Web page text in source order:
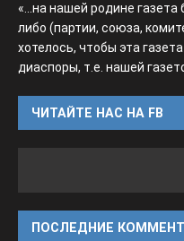
«...на нашей родине газета
либо (партии, союза,
хотелось, чтобы эта
диаспоры, т.е. нашей
ЧИТАЙТЕ НАС НА FB
ПОСЛЕДНИЕ